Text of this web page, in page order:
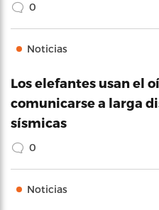
0
Noticias
Los elefantes usan el
comunicarse a larga
sísmicas
0
Noticias